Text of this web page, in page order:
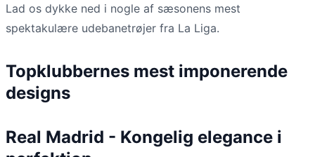
Lad os dykke ned i nogle af sæsonens mest
spektakulære udebanetrøjer fra La Liga.
Topklubbernes mest imponerende
designs
Real Madrid - Kongelig elegance i